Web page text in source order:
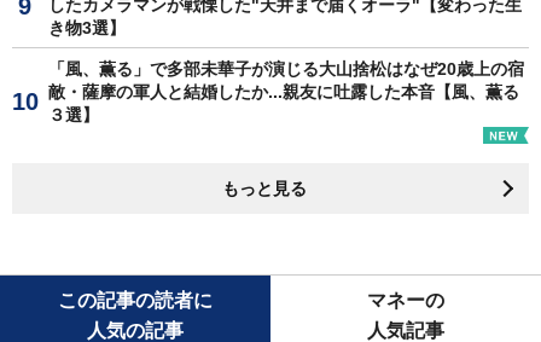
したカメラマンが戦慄した"天井まで届くオーラ"【変わった生
き物3選】
「風、薫る」で多部未華子が演じる大山捨松はなぜ20歳上の宿
敵・薩摩の軍人と結婚したか...親友に吐露した本音【風、薫る
３選】
もっと見る
この記事の読者に
人気の記事
マネーの
人気記事